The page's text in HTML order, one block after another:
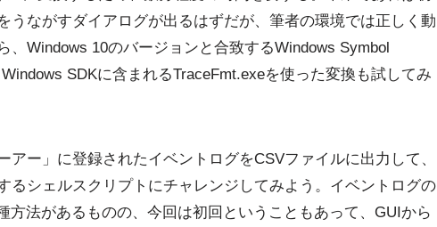
うながすダイアログが出るはずだが、筆者の環境では正しく動
、Windows 10のバージョンと合致するWindows Symbol
SDKに含まれるTraceFmt.exeを使った変換も試してみ
アー」に登録されたイベントログをCSVファイルに出力して、
るシェルスクリプトにチャレンジしてみよう。イベントログの
方法があるものの、今回は初回ということもあって、GUIから